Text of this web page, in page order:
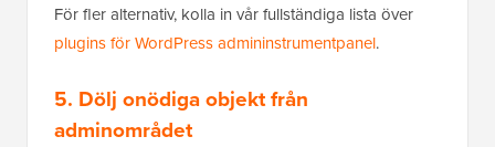
För fler alternativ, kolla in vår fullständiga lista över
plugins för WordPress admininstrumentpanel.
5. Dölj onödiga objekt från
adminområdet